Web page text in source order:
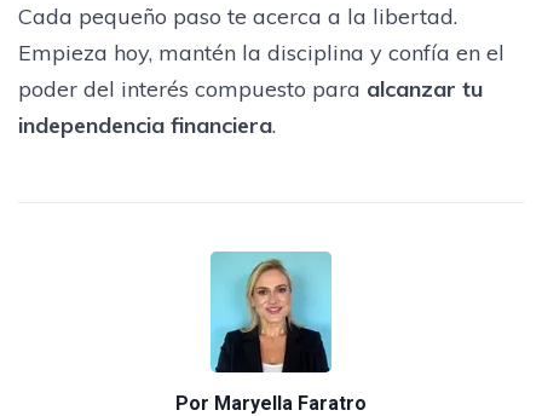
Cada pequeño paso te acerca a la libertad.
Empieza hoy, mantén la disciplina y confía en el
poder del interés compuesto para alcanzar tu
independencia financiera.
Por Maryella Faratro